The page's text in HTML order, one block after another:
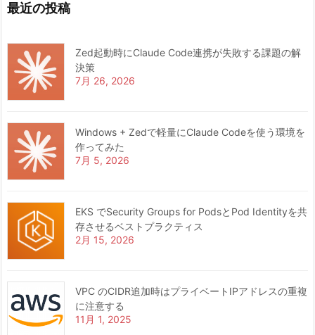
最近の投稿
Zed起動時にClaude Code連携が失敗する課題の解
決策
7月 26, 2026
Windows + Zedで軽量にClaude Codeを使う環境を
作ってみた
7月 5, 2026
EKS でSecurity Groups for PodsとPod Identityを共
存させるベストプラクティス
2月 15, 2026
VPC のCIDR追加時はプライベートIPアドレスの重複
に注意する
11月 1, 2025